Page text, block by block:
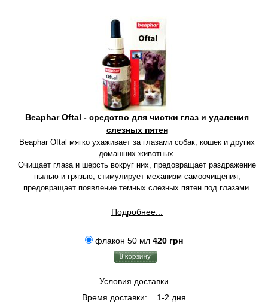
Beaphar Oftal - средство для чистки глаз и удаления
слезных пятен
Beaphar Oftal мягко ухаживает за глазами собак, кошек и других
домашних животных.
Очищает глаза и шерсть вокруг них, предовращает раздражение
пылью и грязью, стимулирует механизм самоочищения,
предовращает появление темных слезных пятен под глазами.
Подробнее...
флакон 50 мл 420 грн
Условия доставки
Время доставки:
1-2 дня